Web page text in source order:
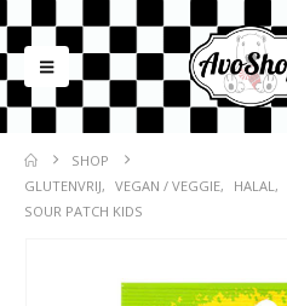
SHOP
GLUTENVRIJ, VEGAN / VEGGIE, HALAL,
SOUR PATCH KIDS